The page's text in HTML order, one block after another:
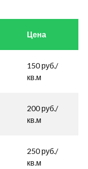
Цена
150 руб./
кв.м
200 руб./
кв.м
250 руб./
кв.м